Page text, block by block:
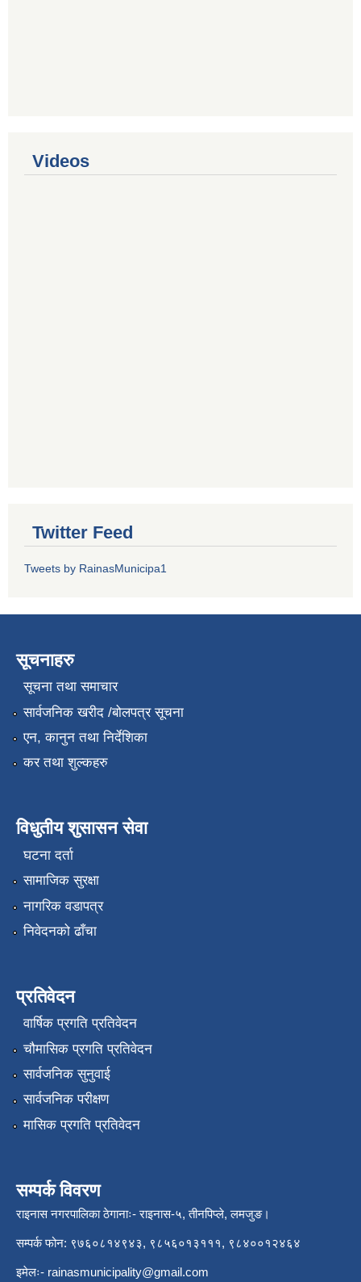
Videos
Twitter Feed
Tweets by RainasMunicipa1
सूचनाहरु
सूचना तथा समाचार
सार्वजनिक खरीद /बोलपत्र सूचना
एन, कानुन तथा निर्देशिका
कर तथा शुल्कहरु
विधुतीय शुसासन सेवा
घटना दर्ता
सामाजिक सुरक्षा
नागरिक वडापत्र
निवेदनको ढाँचा
प्रतिवेदन
वार्षिक प्रगति प्रतिवेदन
चौमासिक प्रगति प्रतिवेदन
सार्वजनिक सुनुवाई
सार्वजनिक परीक्षण
मासिक प्रगति प्रतिवेदन
सम्पर्क विवरण
राइनास नगरपालिका ठेगानाः- राइनास-५, तीनपिप्ले, लमजुङ।
सम्पर्क फोन: ९७६०८१४९४३, ९८५६०१३१११, ९८४००१२४६४
इमेलः- rainasmunicipality@gmail.com